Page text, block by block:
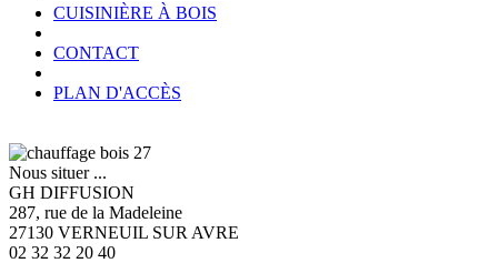
CUISINIÈRE À BOIS
CONTACT
PLAN D'ACCÈS
Nous situer ...
GH DIFFUSION
287, rue de la Madeleine
27130 VERNEUIL SUR AVRE
02 32 32 20 40